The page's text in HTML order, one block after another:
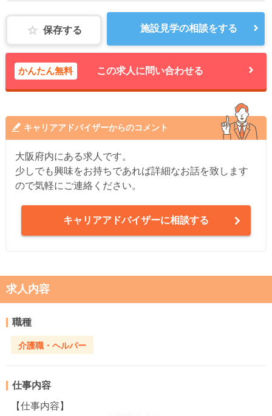
保存する 施設見学の相談をする
かんたん無料 この求人に問い合わせる
キャリアアドバイザーからのコメント
大阪府内にある求人です。
少しでも興味をお持ちであれば詳細なお話を致します
ので気軽にご連絡ください。
キャリアアドバイザーに相談する
求人内容
職種
介護職・ヘルパー
仕事内容
【仕事内容】